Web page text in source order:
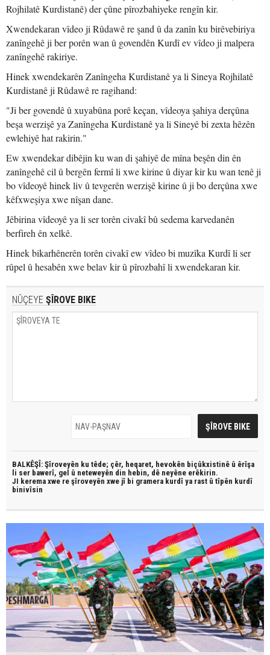
Rojhilatê Kurdistanê) der çûne pîrozbahiyeke rengîn kir.
Xwendekaran vîdeo ji Rûdawê re şand û da zanîn ku birêvebiriya
zanîngehê ji ber porên wan û govendên Kurdî ev vîdeo ji malpera
zanîngehê rakiriye.
Hinek xwendekarên Zanîngeha Kurdistanê ya li Sineya Rojhilatê
Kurdistanê ji Rûdawê re ragihand:
"Ji ber govendê û xuyabûna porê keçan, vîdeoya şahiya derçûna
beşa werzişê ya Zanîngeha Kurdistanê ya li Sineyê bi zexta hêzên
ewlehiyê hat rakirin."
Ew xwendekar dibêjin ku wan di şahiyê de mîna beşên din ên
zanîngehê cil û bergên fermî li xwe kirine û diyar kir ku wan tenê ji
bo vîdeoyê hinek liv û tevgerên werzişê kirine û ji bo derçûna xwe
kêfxweşiya xwe nîşan dane.
Jêbirina vîdeoyê ya li ser torên civakî bû sedema karvedanên
berfireh ên xelkê.
Hinek bikarhênerên torên civakî ew vîdeo bi muzîka Kurdî li ser
rûpel û hesabên xwe belav kir û pîrozbahî li xwendekaran kir.
NÛÇEYE ŞÎROVE BIKE
BALKÊŞÎ: Şîroveyên ku têde; çêr, heqaret, hevokên biçûkxistinê û êrîşa
li ser bawerî, gel û neteweyên din hebin, dê neyêne erêkirin.
JI kerema xwe re şîroveyên xwe jî bi gramera kurdî ya rast û tîpên kurdî
binivîsin